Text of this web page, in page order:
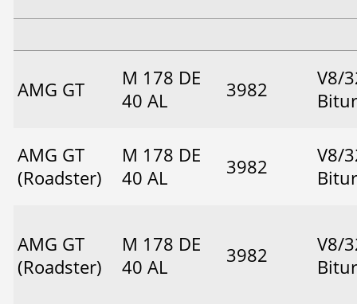
AMG GT
M 178 DE
40 AL
3982
V8/
AMG GT
(Roadster)
M 178 DE
40 AL
3982
V8/
AMG GT
(Roadster)
M 178 DE
40 AL
3982
V8/